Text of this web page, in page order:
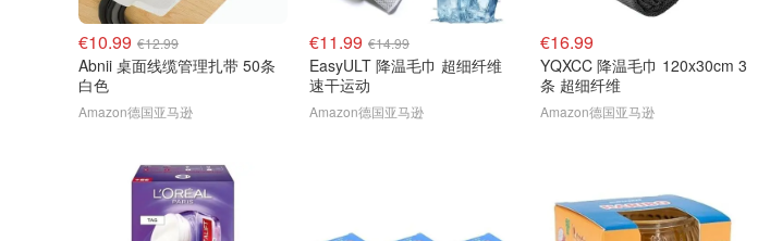
€10.99 €12.99
Abnii 桌面线缆管理扎带 50条
白色
Amazon德国亚马逊
€11.99 €14.99
EasyULT 降温毛巾 超细纤维
速干运动
Amazon德国亚马逊
€16.99
YQXCC 降温毛巾 120x30cm 3
条 超细纤维
Amazon德国亚马逊